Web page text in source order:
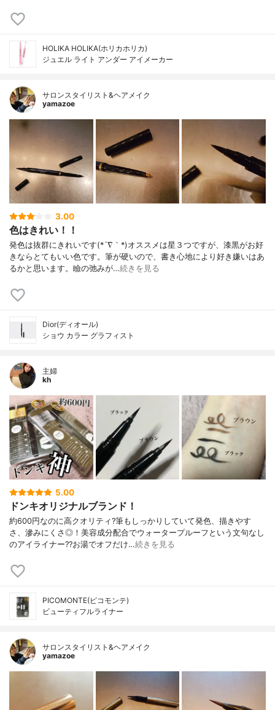
HOLIKA HOLIKA(ホリカホリカ)
ジュエル ライト アンダー アイメーカー
サロンスタイリスト&ヘアメイク
yamazoe
3.00
色はきれい！！
発色は抜群にきれいです(*´∇｀*)オススメは星３つですが、漆黒がお好
きならとてもいい色です。筆が硬いので、書き心地により好き嫌いはあ
るかと思います。瞼の弛みが…続きを見る
Dior(ディオール)
ショウ カラー グラフィスト
主婦
kh
5.00
ドンキオリジナルブランド！
約600円なのに高クオリティ?筆もしっかりしていて発色、描きやす
さ、滲みにくさ◎！美容成分配合でウォータープルーフという文句なし
のアイライナー??お湯でオフだけ…続きを見る
PICOMONTE(ピコモンテ)
ビューティフルライナー
サロンスタイリスト&ヘアメイク
yamazoe